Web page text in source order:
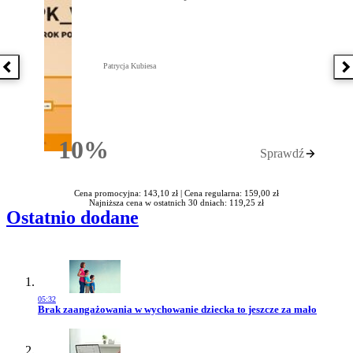
Poprzednia książka
10%Rabatu
Patrycja Kubiesa
Sprawdź
Cena promocyjna: 143,10 zł | Cena regularna: 159,00 zł
Najniższa cena w ostatnich 30 dniach: 119,25 zł
Ostatnio dodane
05:32
Przejdź do artykułu:
Brak zaangażowania w wychowanie dziecka to jeszcze za mało